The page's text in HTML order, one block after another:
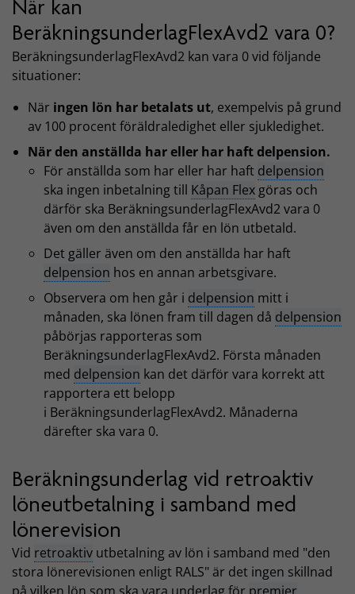
När kan
BeräkningsunderlagFlexAvd2 vara 0?
BeräkningsunderlagFlexAvd2 kan vara 0 vid följande
situationer:
När ingen lön har betalats ut, exempelvis på grund
av 100 procent föräldraledighet eller sjukledighet.
När den anställda har eller har haft delpension.
För anställda som har eller har haft delpension
ska ingen inbetalning till Kåpan Flex göras och
därför ska BeräkningsunderlagFlexAvd2 vara 0
även om den anställda får en lön utbetald.
Det gäller även om den anställda har haft
delpension hos en annan arbetsgivare.
Observera om hen går i delpension mitt i
månaden, ska lönen fram till dagen då delpension
påbörjas rapporteras som
BeräkningsunderlagFlexAvd2. Första månaden
med delpension kan det därför vara korrekt att
rapportera ett belopp
i BeräkningsunderlagFlexAvd2. Månaderna
därefter ska vara 0.
Beräkningsunderlag vid retroaktiv
löneutbetalning i samband med
lönerevision
Vid retroaktiv utbetalning av lön i samband med "den
stora lönerevisionen enligt RALS" är det ingen skillnad